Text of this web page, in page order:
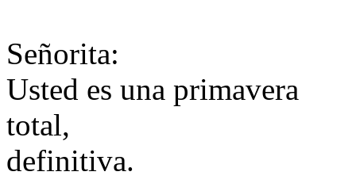
Señorita:
Usted es una primavera
total,
definitiva.